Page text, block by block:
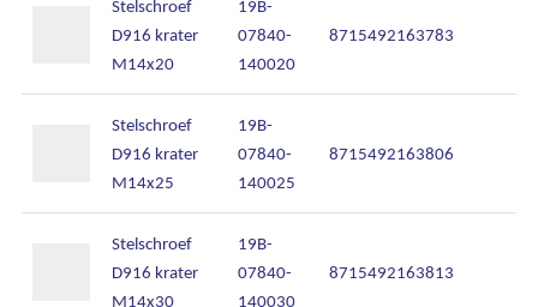
Stelschroef
D916 krater
M14x20
19B-
07840-
140020
8715492163783
Stelschroef
D916 krater
M14x25
19B-
07840-
140025
8715492163806
Stelschroef
D916 krater
M14x30
19B-
07840-
140030
8715492163813